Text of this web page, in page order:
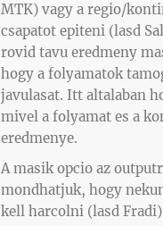
MTK) vagy a regio/
csapatot epiteni (lasd
rovid tavu eredmeny
hogy a folyamatok
javulasat. Itt altalaban
mivel a folyamat es a
eredmenye.
A masik opcio az
mondhatjuk, hogy
kell harcolni (lasd